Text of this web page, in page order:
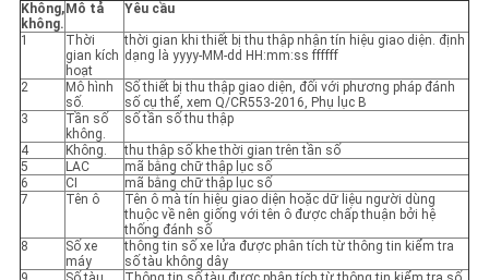
Không,
không.
Mô tả Yêu cầu
1
Thời
gian kích
hoạt
thời gian khi thiết bị thu thập nhận tín hiệu giao diện. định
dạng là yyyy-MM-dd HH:mm:ss ffffff
2
Mô hình
số.
Số thiết bị thu thập giao diện, đối với phương pháp đánh
số cụ thể, xem Q/CR553-2016, Phụ lục B
3
Tần số
không.
số tần số thu thập
4 Không.
thu thập số khe thời gian trên tần số
5
LAC
mã bằng chữ thập lục số
6
CI
mã bằng chữ thập lục số
7
Tên ô
Tên ô mà tín hiệu giao diện hoặc dữ liệu người dùng
thuộc về nên giống với tên ô được chấp thuận bởi hệ
thống đánh số
8
Số xe
máy
thông tin số xe lửa được phân tích từ thông tin kiểm tra
số tàu không dây